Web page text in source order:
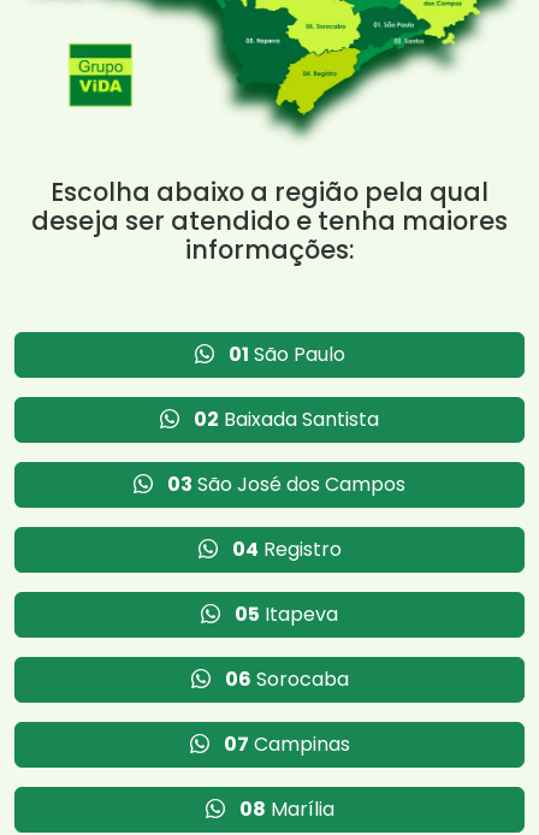
Escolha abaixo a região pela qual
deseja ser atendido e tenha maiores
informações:
01 São Paulo
02 Baixada Santista
03 São José dos Campos
04 Registro
05 Itapeva
06 Sorocaba
07 Campinas
08 Marília